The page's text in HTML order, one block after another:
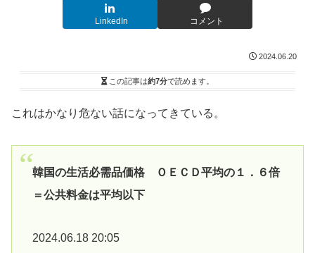
LinkedIn コメント
2024.06.20
この記事は約7分で読めます。
これはかなり危ない話になってきている。
韓国の生活必需品価格 ＯＥＣＤ平均の１．６倍
＝公共料金は平均以下
2024.06.18 20:05